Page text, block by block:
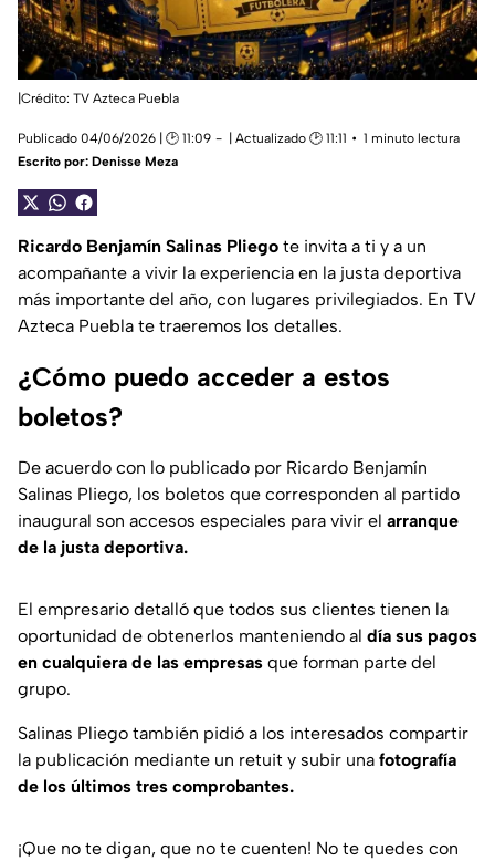
|Crédito: TV Azteca Puebla
Publicado 04/06/2026 | 🕑 11:09 | Actualizado 🕑 11:11
1 minuto lectura
Escrito por: Denisse Meza
Ricardo Benjamín Salinas Pliego te invita a ti y a un
acompañante a vivir la experiencia en la justa deportiva
más importante del año, con lugares privilegiados. En TV
Azteca Puebla te traeremos los detalles.
¿Cómo puedo acceder a estos
boletos?
De acuerdo con lo publicado por Ricardo Benjamín
Salinas Pliego, los boletos que corresponden al partido
inaugural son accesos especiales para vivir el arranque
de la justa deportiva.
El empresario detalló que todos sus clientes tienen la
oportunidad de obtenerlos manteniendo al día sus pagos
en cualquiera de las empresas que forman parte del
grupo.
Salinas Pliego también pidió a los interesados compartir
la publicación mediante un retuit y subir una fotografía
de los últimos tres comprobantes.
¡Que no te digan, que no te cuenten! No te quedes con